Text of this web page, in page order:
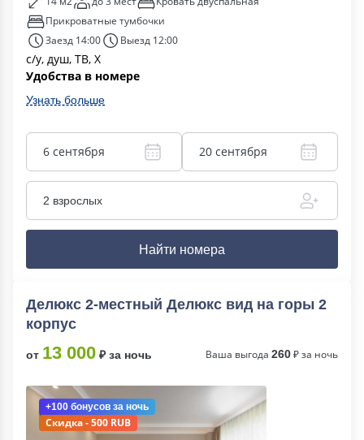
Прикроватные тумбочки
Заезд 14:00
Выезд 12:00
с/у, душ, ТВ, Х
Удобства в номере
Узнать больше
6 сентября 20 сентября
2 взрослых
Найти номера
Делюкс 2-местный Делюкс вид на горы 2
корпус
от 13 000 ₽ за ночь Ваша выгода 260₽ за ночь
+100 бонусов за ночь
Скидка - 500 RUB